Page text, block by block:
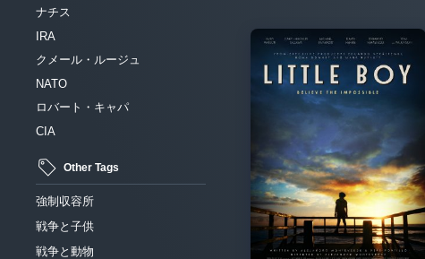
ナチス
IRA
クメール・ルージュ
NATO
ロバート・キャパ
CIA
Other Tags
強制収容所
戦争と子供
戦争と動物